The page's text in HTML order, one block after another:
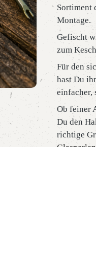
Sortiment
Montage.
Gefischt
zum
Für den
hast Du
einfacher,
Ob feiner
Du den
richtige
Glasperlen